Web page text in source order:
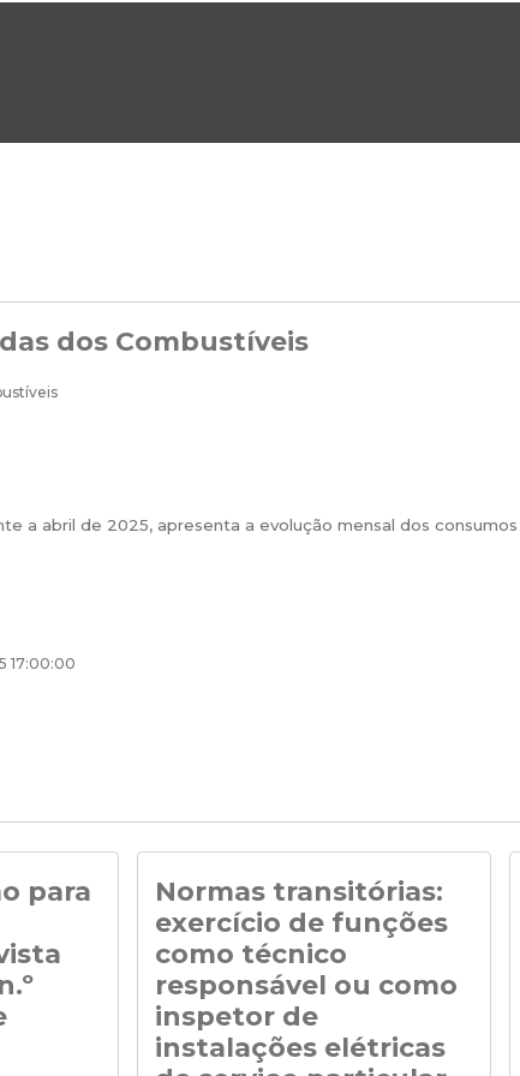
dos Combustíveis
a abril de 2025, apresenta a evolução mensal dos
17:00:00
para
Normas transitórias:
exercício de funções
como técnico
responsável ou como
inspetor de
instalações elétricas